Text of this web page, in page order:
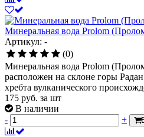
Минеральная вода Prolom
Артикул: -
(0)
Минеральная вода Prolom
расположен на склоне горы
хребта вулканического
175 руб. за шт
В наличии
-
+